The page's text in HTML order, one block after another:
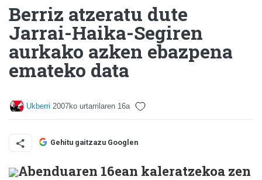
Berriz atzeratu dute
Jarrai-Haika-Segiren
aurkako azken ebazpena
emateko data
Ukberri 2007ko urtarrilaren 16a
Gehitu gaitzazu Googlen
Abenduaren 16ean kaleratzekoa zen